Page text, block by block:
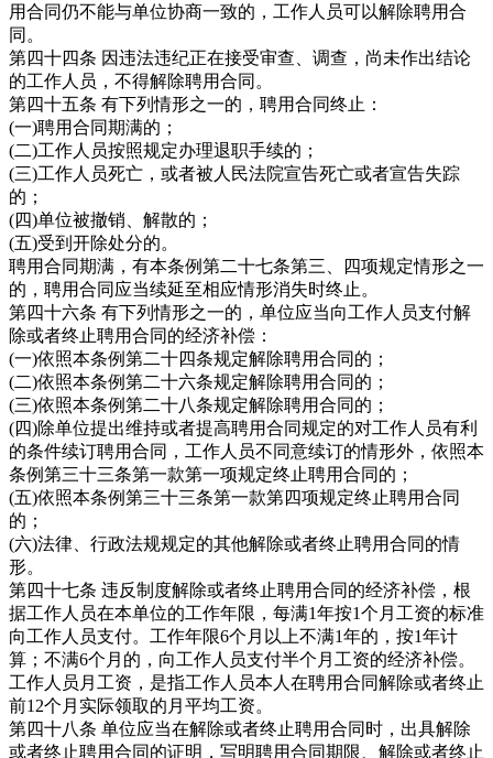
用合同仍不能与单位协商一致的，工作人员可以解除聘用合
同。
第四十四条 因违法违纪正在接受审查、调查，尚未作出结论
的工作人员，不得解除聘用合同。
第四十五条 有下列情形之一的，聘用合同终止：
(一)聘用合同期满的；
(二)工作人员按照规定办理退职手续的；
(三)工作人员死亡，或者被人民法院宣告死亡或者宣告失踪
的；
(四)单位被撤销、解散的；
(五)受到开除处分的。
聘用合同期满，有本条例第二十七条第三、四项规定情形之一
的，聘用合同应当续延至相应情形消失时终止。
第四十六条 有下列情形之一的，单位应当向工作人员支付解
除或者终止聘用合同的经济补偿：
(一)依照本条例第二十四条规定解除聘用合同的；
(二)依照本条例第二十六条规定解除聘用合同的；
(三)依照本条例第二十八条规定解除聘用合同的；
(四)除单位提出维持或者提高聘用合同规定的对工作人员有利
的条件续订聘用合同，工作人员不同意续订的情形外，依照本
条例第三十三条第一款第一项规定终止聘用合同的；
(五)依照本条例第三十三条第一款第四项规定终止聘用合同
的；
(六)法律、行政法规规定的其他解除或者终止聘用合同的情
形。
第四十七条 违反制度解除或者终止聘用合同的经济补偿，根
据工作人员在本单位的工作年限，每满1年按1个月工资的标准
向工作人员支付。工作年限6个月以上不满1年的，按1年计
算；不满6个月的，向工作人员支付半个月工资的经济补偿。
工作人员月工资，是指工作人员本人在聘用合同解除或者终止
前12个月实际领取的月平均工资。
第四十八条 单位应当在解除或者终止聘用合同时，出具解除
或者终止聘用合同的证明，写明聘用合同期限、解除或者终止